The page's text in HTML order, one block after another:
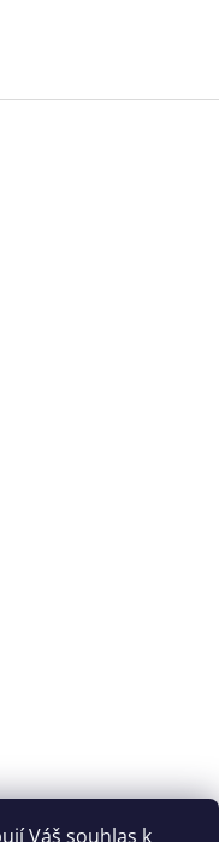
Váš souhlas k